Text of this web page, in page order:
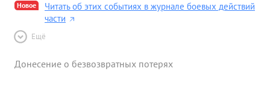
Новое
Читать об этих событиях в журнале боевых действий
части
Ещё
Донесение о безвозвратных потерях